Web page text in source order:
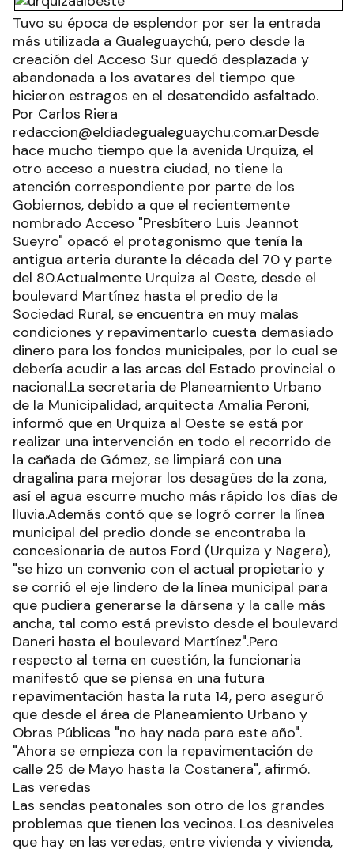
Tuvo su época de esplendor por ser la entrada
más utilizada a Gualeguaychú, pero desde la
creación del Acceso Sur quedó desplazada y
abandonada a los avatares del tiempo que
hicieron estragos en el desatendido asfaltado.
Por Carlos Riera
redaccion@eldiadegualeguaychu.com.arDesde
hace mucho tiempo que la avenida Urquiza, el
otro acceso a nuestra ciudad, no tiene la
atención correspondiente por parte de los
Gobiernos, debido a que el recientemente
nombrado Acceso "Presbítero Luis Jeannot
Sueyro" opacó el protagonismo que tenía la
antigua arteria durante la década del 70 y parte
del 80.Actualmente Urquiza al Oeste, desde el
boulevard Martínez hasta el predio de la
Sociedad Rural, se encuentra en muy malas
condiciones y repavimentarlo cuesta demasiado
dinero para los fondos municipales, por lo cual se
debería acudir a las arcas del Estado provincial o
nacional.La secretaria de Planeamiento Urbano
de la Municipalidad, arquitecta Amalia Peroni,
informó que en Urquiza al Oeste se está por
realizar una intervención en todo el recorrido de
la cañada de Gómez, se limpiará con una
dragalina para mejorar los desagües de la zona,
así el agua escurre mucho más rápido los días de
lluvia.Además contó que se logró correr la línea
municipal del predio donde se encontraba la
concesionaria de autos Ford (Urquiza y Nagera),
"se hizo un convenio con el actual propietario y
se corrió el eje lindero de la línea municipal para
que pudiera generarse la dársena y la calle más
ancha, tal como está previsto desde el boulevard
Daneri hasta el boulevard Martínez".Pero
respecto al tema en cuestión, la funcionaria
manifestó que se piensa en una futura
repavimentación hasta la ruta 14, pero aseguró
que desde el área de Planeamiento Urbano y
Obras Públicas "no hay nada para este año".
"Ahora se empieza con la repavimentación de
calle 25 de Mayo hasta la Costanera", afirmó.
Las veredas
Las sendas peatonales son otro de los grandes
problemas que tienen los vecinos. Los desniveles
que hay en las veredas, entre vivienda y vivienda,